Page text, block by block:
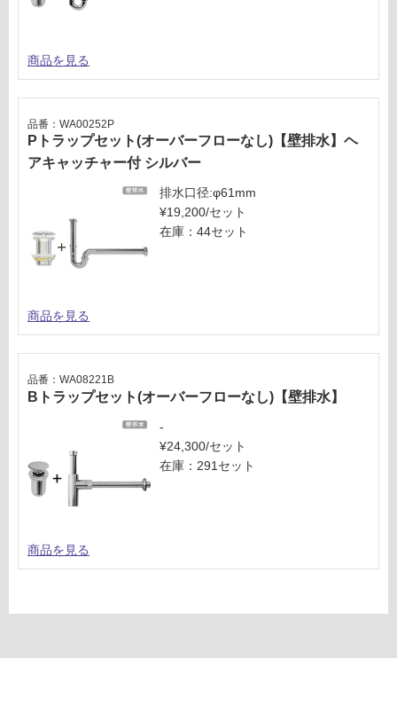
商品を見る
Pトラップセット(オーバーフローなし)【壁排水】ヘ
アキャッチャー付 シルバー
品番：WA00252P
排水口径:φ61mm
¥19,200/セット
在庫：44セット
商品を見る
Bトラップセット(オーバーフローなし)【壁排水】
品番：WA08221B
-
¥24,300/セット
在庫：291セット
商品を見る